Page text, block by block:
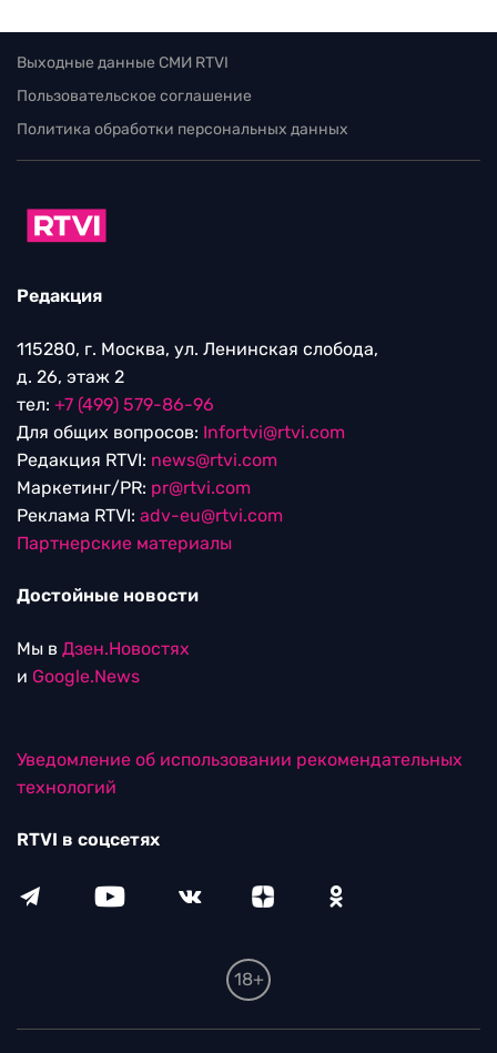
Выходные данные СМИ RTVI
Пользовательское соглашение
Политика обработки персональных данных
Редакция
115280, г. Москва, ул. Ленинская слобода,
д. 26, этаж 2
тел: +7 (499) 579-86-96
Для общих вопросов: Infortvi@rtvi.com
Редакция RTVI: news@rtvi.com
Маркетинг/PR: pr@rtvi.com
Реклама RTVI: adv-eu@rtvi.com
Партнерские материалы
Достойные новости
Мы в Дзен.Новостях
и Google.News
Уведомление об использовании рекомендательных
технологий
RTVI в соцсетях
18+